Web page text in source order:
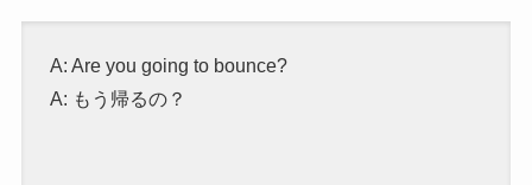
A: Are you going to bounce?
A: もう帰るの？